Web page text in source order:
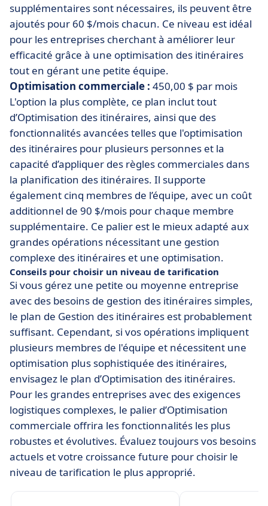
supplémentaires sont nécessaires, ils peuvent être
ajoutés pour 60 $/mois chacun. Ce niveau est idéal
pour les entreprises cherchant à améliorer leur
efficacité grâce à une optimisation des itinéraires
tout en gérant une petite équipe.
Optimisation commerciale : 450,00 $ par mois
L'option la plus complète, ce plan inclut tout
d’Optimisation des itinéraires, ainsi que des
fonctionnalités avancées telles que l'optimisation
des itinéraires pour plusieurs personnes et la
capacité d’appliquer des règles commerciales dans
la planification des itinéraires. Il supporte
également cinq membres de l’équipe, avec un coût
additionnel de 90 $/mois pour chaque membre
supplémentaire. Ce palier est le mieux adapté aux
grandes opérations nécessitant une gestion
complexe des itinéraires et une optimisation.
Conseils pour choisir un niveau de tarification
Si vous gérez une petite ou moyenne entreprise
avec des besoins de gestion des itinéraires simples,
le plan de Gestion des itinéraires est probablement
suffisant. Cependant, si vos opérations impliquent
plusieurs membres de l'équipe et nécessitent une
optimisation plus sophistiquée des itinéraires,
envisagez le plan d’Optimisation des itinéraires.
Pour les grandes entreprises avec des exigences
logistiques complexes, le palier d’Optimisation
commerciale offrira les fonctionnalités les plus
robustes et évolutives. Évaluez toujours vos besoins
actuels et votre croissance future pour choisir le
niveau de tarification le plus approprié.